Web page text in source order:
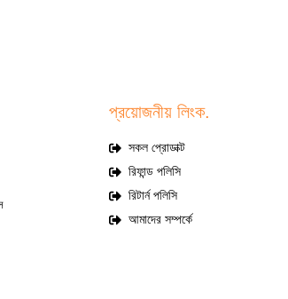
প্রয়োজনীয় লিংক.
সকল প্রোডাক্ট
রিফান্ড পলিসি
রিটার্ন পলিসি
আমাদের সম্পর্কে